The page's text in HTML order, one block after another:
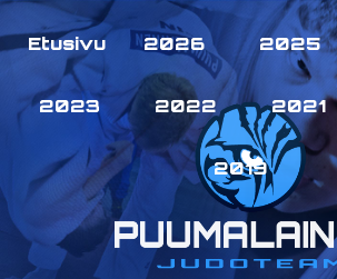
Etusivu 2026 2025
2023 2022 2021
2019